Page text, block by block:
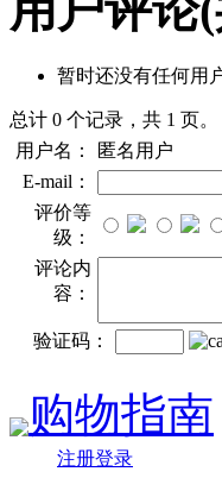
暂时还没有任何用
总计 0 个记录，共 1 页。
用户名：
匿名用户
E-mail：
评价等
级：
评论内
容：
验证码：
购物指南
注册登录